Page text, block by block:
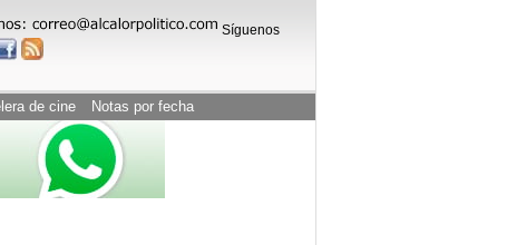
Síguenos
de cine Notas por fecha